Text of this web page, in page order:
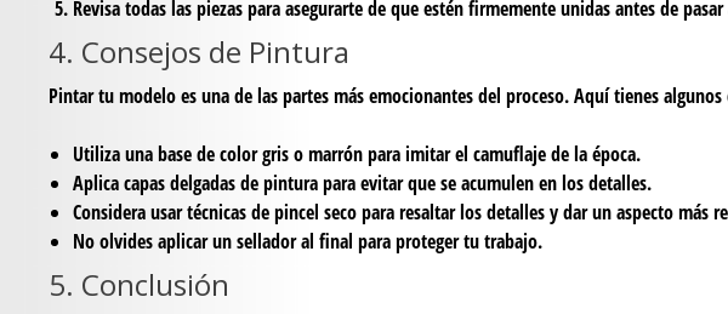
Revisa todas las piezas para asegurarte de que estén firmemente unidas antes de
4. Consejos de Pintura
Pintar tu modelo es una de las partes más emocionantes del proceso. Aquí tienes
Utiliza una base de color gris o marrón para imitar el camuflaje de la época.
Aplica capas delgadas de pintura para evitar que se acumulen en los detalles.
Considera usar técnicas de pincel seco para resaltar los detalles y dar un aspecto más
No olvides aplicar un sellador al final para proteger tu trabajo.
5. Conclusión